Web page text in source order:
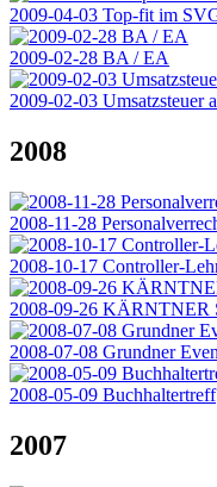
2009-04-03 Top-fit im
2009-02-28 BA / EA
2009-02-03 Umsatzsteuer
2008
2008-11-28
2008-10-17 Controller-
2008-09-26 KÄRNTNER
2008-07-08 Grundner
2008-05-09 Buchhaltertreff
2007